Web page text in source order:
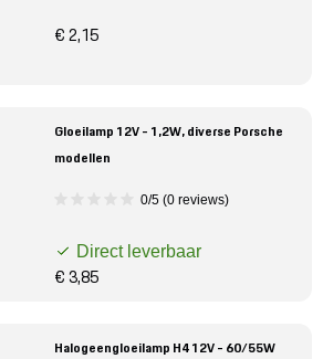
€ 2,15
Gloeilamp 12V - 1,2W, diverse Porsche
modellen
0/5 (0 reviews)
Direct leverbaar
€ 3,85
Halogeengloeilamp H4 12V - 60/55W